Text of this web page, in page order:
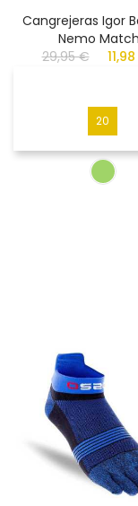
Cangrejeras Igor
Nemo
29,95 €
20